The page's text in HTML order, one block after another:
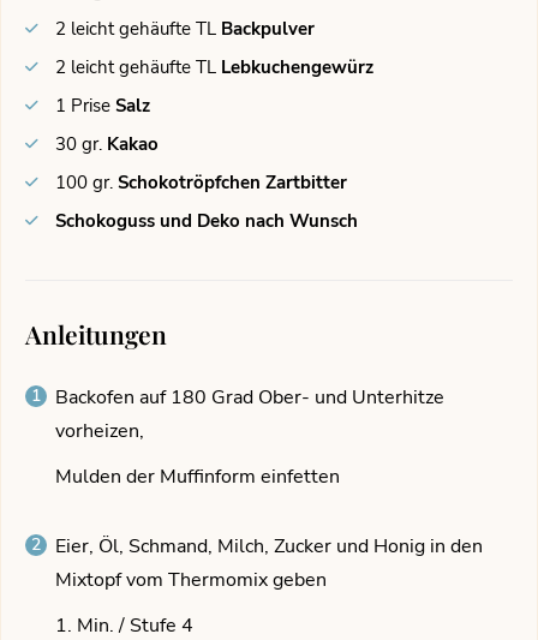
2 leicht gehäufte TL Backpulver
2 leicht gehäufte TL Lebkuchengewürz
1 Prise Salz
30 gr. Kakao
100 gr. Schokotröpfchen Zartbitter
Schokoguss und Deko nach Wunsch
Anleitungen
Backofen auf 180 Grad Ober- und Unterhitze
vorheizen,
Mulden der Muffinform einfetten
Eier, Öl, Schmand, Milch, Zucker und Honig in den
Mixtopf vom Thermomix geben
1. Min. / Stufe 4